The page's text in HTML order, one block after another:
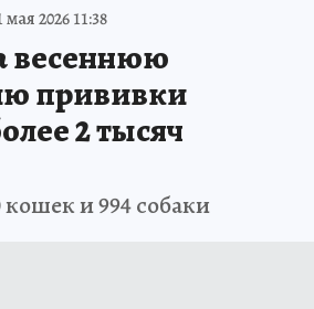
мая 2026 11:38
весеннюю
прививки
2 тысяч
и 994 собаки